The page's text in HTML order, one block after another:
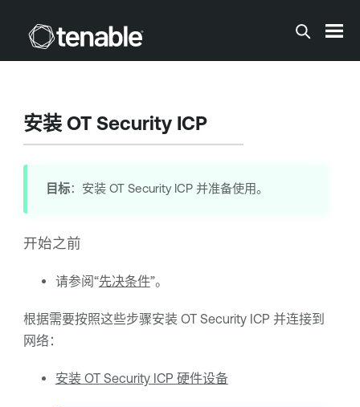
安装 OT SecurityICP
目标：安装 OT Security ICP 并准备使用。
开始之前
请参阅“先决条件”。
根据需要按照这些步骤安装 OT SecurityICP 并连接到
网络：
安装 OT Security ICP 硬件设备